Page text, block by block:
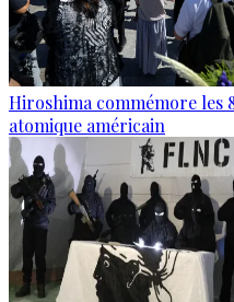
Hiroshima commémore les
atomique américain